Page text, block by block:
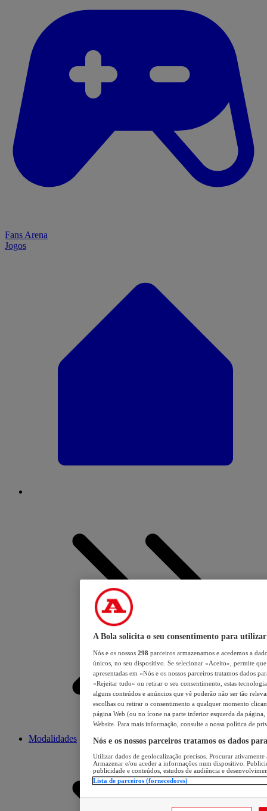
Fans Arena
Jogos
Modalidades
A Bola solicita o seu consentimento para utilizar
Nós e os nossos 298 parceiros armazenamos e acedemos a
únicos, no seu dispositivo. Se selecionar «Aceito», permite
apresentadas em «Nós e os nossos parceiros tratamos dados
«Rejeitar tudo» ou retirar o seu consentimento, estas
alguns conteúdos e anúncios que vê poderão não ser tão
escolhas ou retirar o consentimento a qualquer momento
página Web (ou no ícone na parte inferior esquerda da página,
Website. Para mais informação, consulte a nossa política de
Nós e os nossos parceiros tratamos os dados
Utilizar dados de geolocalização precisos. Procurar
Armazenar e/ou aceder a informações num dispositivo.
publicidade e conteúdos, estudos de audiência e
Lista de parceiros (fornecedores)